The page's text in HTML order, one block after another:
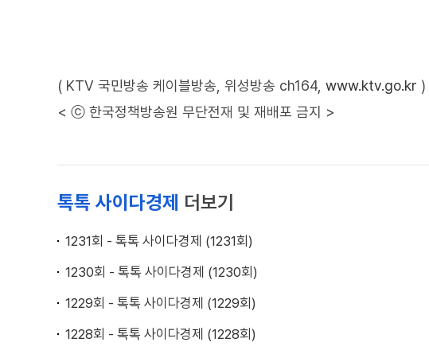
( KTV 국민방송 케이블방송, 위성방송 ch164, www.ktv.go.kr )
< ⓒ 한국정책방송원 무단전재 및 재배포 금지 >
톡톡 사이다경제 더보기
1231회 - 톡톡 사이다경제 (1231회)
1230회 - 톡톡 사이다경제 (1230회)
1229회 - 톡톡 사이다경제 (1229회)
1228회 - 톡톡 사이다경제 (1228회)